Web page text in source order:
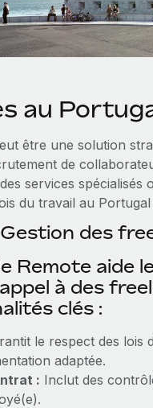
au
être une solution
de
services spécialisés
du travail au
des
Remote aide
à des
clés :
le respect des lois
adaptée.
: Inclut des